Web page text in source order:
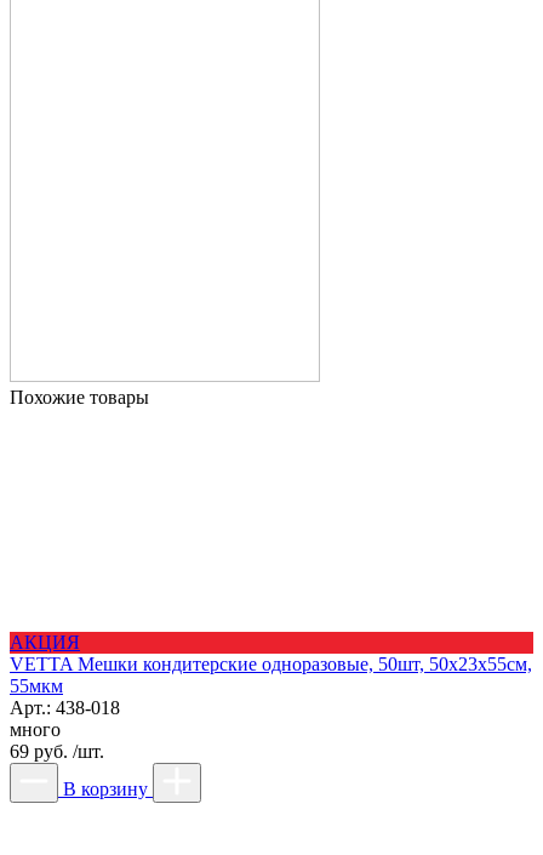
Похожие товары
АКЦИЯ
VETTA Мешки кондитерские одноразовые, 50шт, 50x23x55см,
55мкм
Арт.: 438-018
много
69 руб. /шт.
В корзину